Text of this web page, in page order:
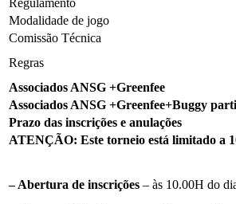
Regulamento
Modalidade de jogo
Comissão Técnica
Regras
Associados ANSG +Greenfee
Associados ANSG +Greenfee+Buggy
Prazo das inscrições e anulações
ATENÇÃO: Este torneio está limitado a
– Abertura de inscrições – às 10.00H do